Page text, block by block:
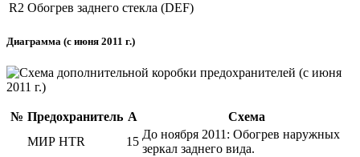
R2 Обогрев заднего стекла (DEF)
Диаграмма (с июня 2011 г.)
№ Предохранитель А Схема
МИР HTR 15
До ноября 2011: Обогрев наружных
зеркал заднего вида.